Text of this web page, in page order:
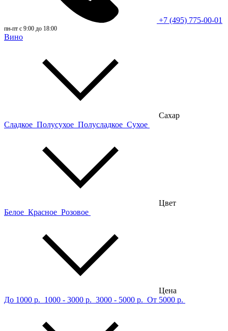
+7 (495) 775-00-01
пн-пт с 9:00 до 18:00
Вино
Сахар
Сладкое Полусухое Полусладкое Сухое
Цвет
Белое Красное Розовое
Цена
До 1000 р. 1000 - 3000 р. 3000 - 5000 р. От 5000 р.